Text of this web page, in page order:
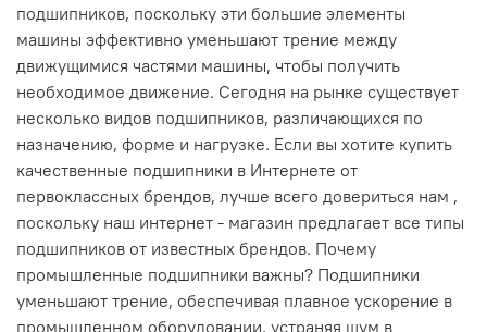
подшипников, поскольку эти большие элементы
машины эффективно уменьшают трение между
движущимися частями машины, чтобы получить
необходимое движение. Сегодня на рынке существует
несколько видов подшипников, различающихся по
назначению, форме и нагрузке. Если вы хотите купить
качественные подшипники в Интернете от
первоклассных брендов, лучше всего довериться нам ,
поскольку наш интернет - магазин предлагает все типы
подшипников от известных брендов. Почему
промышленные подшипники важны? Подшипники
уменьшают трение, обеспечивая плавное ускорение в
промышленном оборудовании, устраняя шум в